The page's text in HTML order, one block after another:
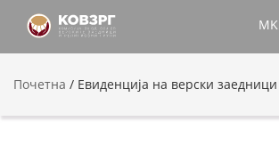
MK
Почетна / Евиденција на верски заедници